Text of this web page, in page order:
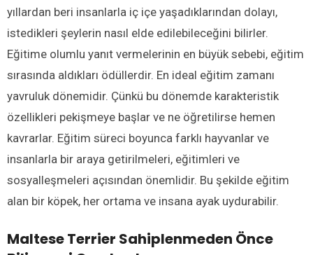
yıllardan beri insanlarla iç içe yaşadıklarından dolayı,
istedikleri şeylerin nasıl elde edilebileceğini bilirler.
Eğitime olumlu yanıt vermelerinin en büyük sebebi, eğitim
sırasında aldıkları ödüllerdir. En ideal eğitim zamanı
yavruluk dönemidir. Çünkü bu dönemde karakteristik
özellikleri pekişmeye başlar ve ne öğretilirse hemen
kavrarlar. Eğitim süreci boyunca farklı hayvanlar ve
insanlarla bir araya getirilmeleri, eğitimleri ve
sosyalleşmeleri açısından önemlidir. Bu şekilde eğitim
alan bir köpek, her ortama ve insana ayak uydurabilir.
Maltese Terrier Sahiplenmeden Önce